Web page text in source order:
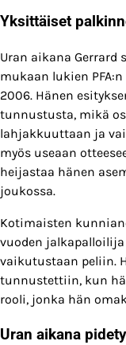
Yksittäiset
Uran aikana
mukaan lukien
2006. Hänen
tunnustusta, mikä
lahjakkuuttaan ja
myös useaan
heijastaa hänen
joukossa.
Kotimaisten
vuoden
vaikutustaan peliin.
tunnustettiin, kun
rooli, jonka hän
Uran aikana